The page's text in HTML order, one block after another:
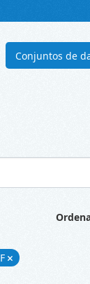
Conjuntos de